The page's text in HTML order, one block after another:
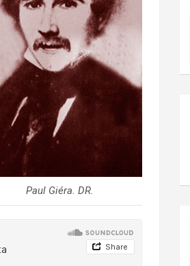
Paul Giéra. DR.